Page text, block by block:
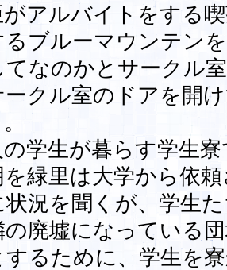
アルバイトをする
るブルーマウンテン
てなのかとサークル
ークル室のドアを開
学生が暮らす学生
を緑里は大学から依
状況を聞くが、学生
の廃墟になっている
するために、学生を